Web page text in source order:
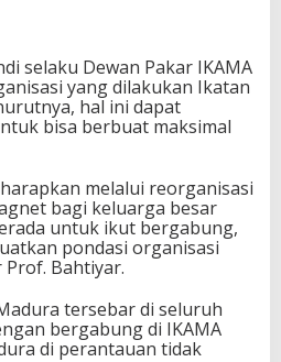
selaku Dewan Pakar IKAMA
yang dilakukan Ikatan
hal ini dapat
bisa berbuat maksimal
melalui reorganisasi
bagi keluarga besar
untuk ikut bergabung,
pondasi organisasi
Bahtiyar.
tersebar di seluruh
bergabung di IKAMA
di perantauan tidak